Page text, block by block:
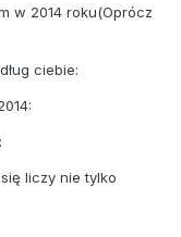
w 2014 roku(Oprócz
ciebie:
liczy nie tylko